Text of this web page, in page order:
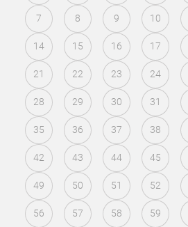
7 8 9 10
14 15 16 17
21 22 23 24
28 29 30 31
35 36 37 38
42 43 44 45
49 50 51 52
56 57 58 59